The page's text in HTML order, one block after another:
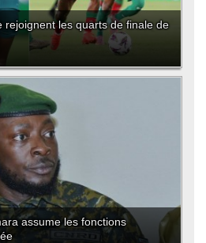
rejoignent les quarts de finale de
assume les fonctions